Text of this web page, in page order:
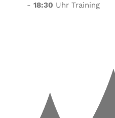
- 18:30 Uhr Training